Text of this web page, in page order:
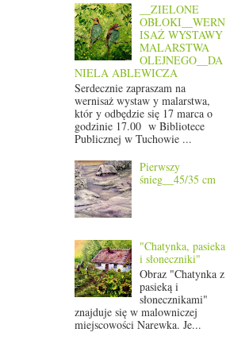
__ZIELONE
OBŁOKI__WERN
ISAŻ WYSTAWY
MALARSTWA
OLEJNEGO__DA
NIELA ABLEWICZA
Serdecznie zapraszam na
wernisaż wystaw y malarstwa,
któr y odbędzie się 17 marca o
godzinie 17.00 w Bibliotece
Publicznej w Tuchowie ...
Pierwszy
śnieg__45/35 cm
"Chatynka, pasieka
i słoneczniki"
Obraz "Chatynka z
pasieką i
słonecznikami"
znajduje się w malowniczej
miejscowości Narewka. Je...